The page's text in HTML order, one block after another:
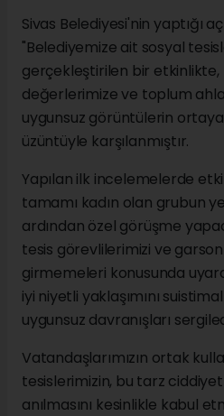
Sivas Belediyesi'nin yaptığı
"Belediyemize ait sosyal
gerçekleştirilen bir etkinlikte,
değerlerimize ve toplum
uygunsuz görüntülerin ortaya
üzüntüyle karşılanmıştır.
Yapılan ilk incelemelerde
tamamı kadın olan grubun
ardından özel görüşme
tesis görevlilerimizi ve
girmemeleri konusunda
iyi niyetli yaklaşımını
uygunsuz davranışları
Vatandaşlarımızın ortak
tesislerimizin, bu tarz
anılmasını kesinlikle kabul